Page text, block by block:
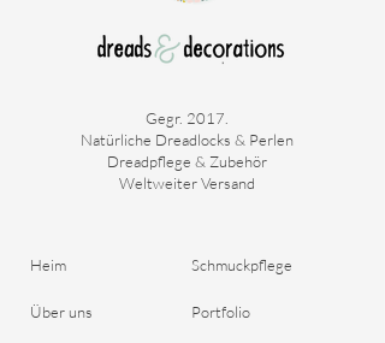
Gegr. 2017.
Natürliche Dreadlocks & Perlen
Dreadpflege & Zubehör
Weltweiter Versand
Heim
Über uns
Schmuckpflege
Portfolio